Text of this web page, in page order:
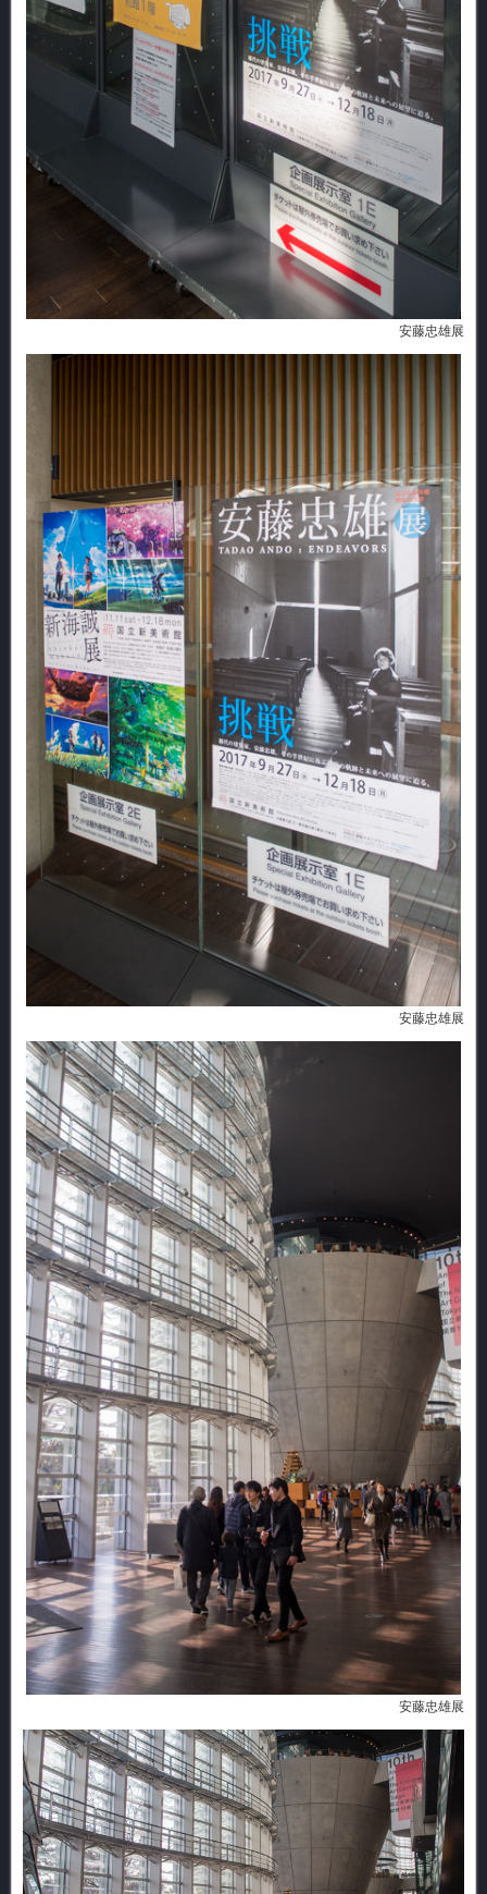
安藤忠雄展
安藤忠雄展
安藤忠雄展